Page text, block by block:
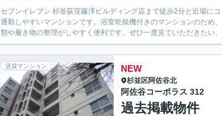
セブンイレブン 杉並荻窪藤澤ビルディング店まで徒歩2分と近場に
通勤しやすいマンションです。浴室乾燥機付きのマンションのため
類や履き物の整理がしやすく便利です。ぜひ一度見ていただきたい
賃貸マンション NEW
杉並区阿佐谷北
阿佐谷コーポラス 312
過去掲載物件